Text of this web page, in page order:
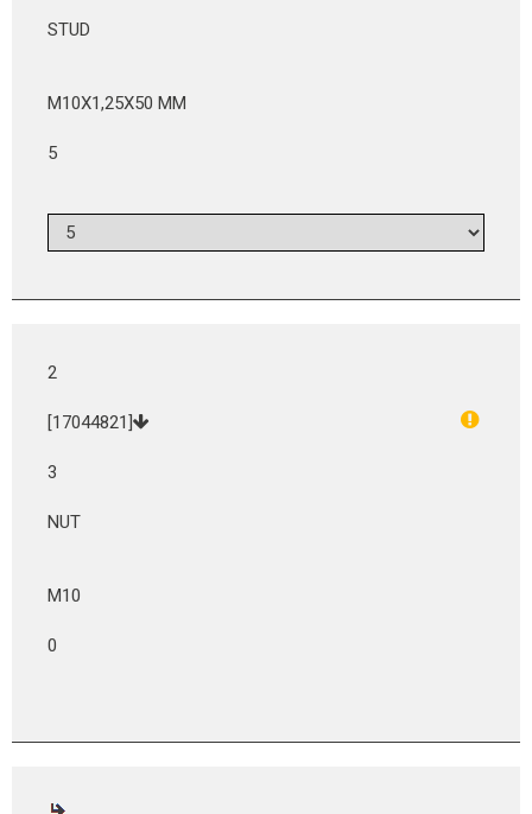
STUD
M10X1,25X50 MM
5
2
[17044821]
3
NUT
M10
0